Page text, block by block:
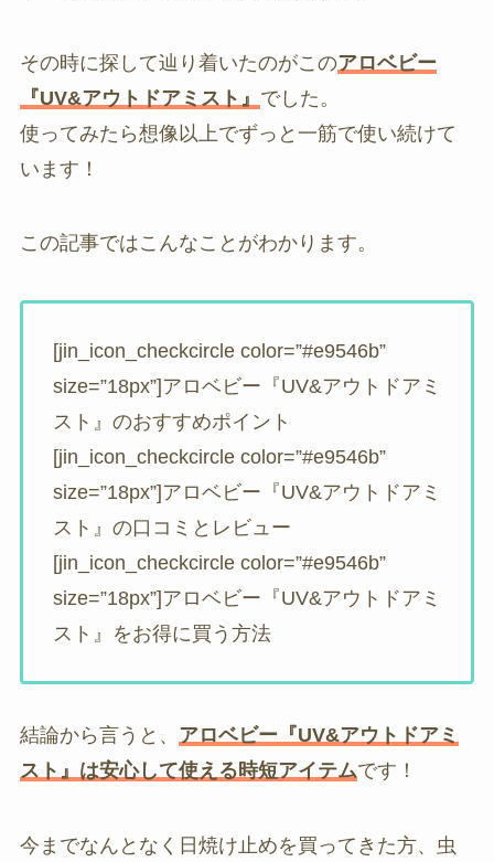
その時に探して辿り着いたのがこのアロベビー
『UV&アウトドアミスト』 でした。
使ってみたら想像以上でずっと一筋で使い続けて
います！
この記事ではこんなことがわかります。
[jin_icon_checkcircle color=”#e9546b”
size=”18px”]アロベビー『UV&アウトドアミ
スト』のおすすめポイント
[jin_icon_checkcircle color=”#e9546b”
size=”18px”]アロベビー『UV&アウトドアミ
スト』の口コミとレビュー
[jin_icon_checkcircle color=”#e9546b”
size=”18px”]アロベビー『UV&アウトドアミ
スト』をお得に買う方法
結論から言うと、 アロベビー『UV&アウトドアミ
スト』は安心して使える時短アイテムです！
今までなんとなく日焼け止めを買ってきた方、虫